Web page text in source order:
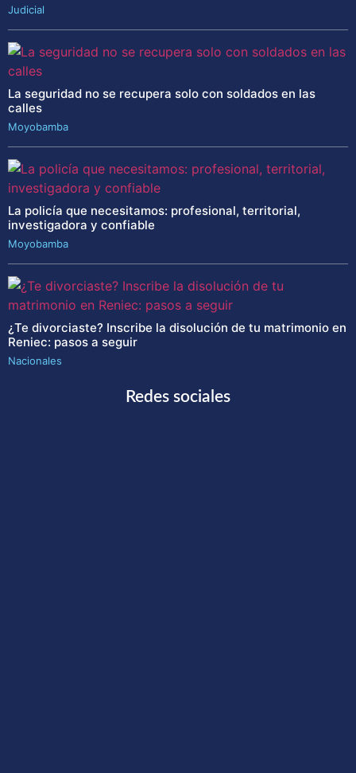
Judicial
La seguridad no se recupera solo con soldados en las
calles
Moyobamba
La policía que necesitamos: profesional, territorial,
investigadora y confiable
Moyobamba
¿Te divorciaste? Inscribe la disolución de tu matrimonio en
Reniec: pasos a seguir
Nacionales
Redes sociales